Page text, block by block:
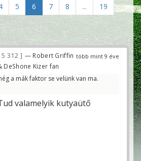
5 6 7 8 ...
19
több mint 9 éve
5 312
— Robert Griffin
DeShone Kizer fan
a mák faktor se velünk van ma.
valamelyik kutyaütő